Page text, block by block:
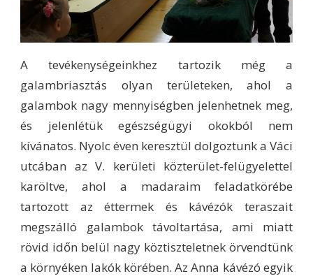
A tevékenységeinkhez tartozik még a
galambriasztás olyan területeken, ahol a
galambok nagy mennyiségben jelenhetnek meg,
és jelenlétük egészségügyi okokból nem
kívánatos. Nyolc éven keresztül dolgoztunk a Váci
utcában az V. kerületi közterület-felügyelettel
karöltve, ahol a madaraim feladatkörébe
tartozott az éttermek és kávézók teraszait
megszálló galambok távoltartása, ami miatt
rövid időn belül nagy köztiszteletnek örvendtünk
a környéken lakók körében. Az Anna kávézó egyik